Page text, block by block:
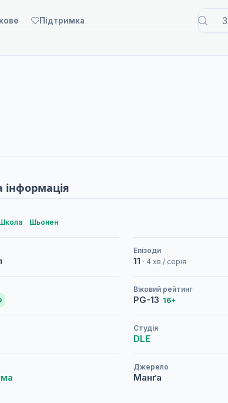
Підтримка
інформація
Шьонен
Епізоди
11 · 4 хв / серія
Віковий рейтинг
PG-13 16+
Студія
DLE
Джерело
Манґа